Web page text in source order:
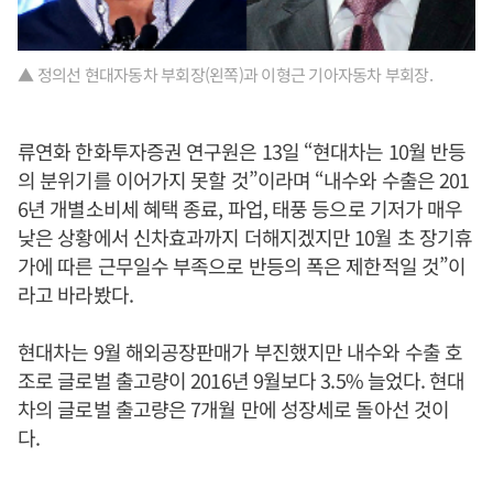
▲ 정의선 현대자동차 부회장(왼쪽)과 이형근 기아자동차 부회장.
류연화 한화투자증권 연구원은 13일 “현대차는 10월 반등
의 분위기를 이어가지 못할 것”이라며 “내수와 수출은 201
6년 개별소비세 혜택 종료, 파업, 태풍 등으로 기저가 매우
낮은 상황에서 신차효과까지 더해지겠지만 10월 초 장기휴
가에 따른 근무일수 부족으로 반등의 폭은 제한적일 것”이
라고 바라봤다.
현대차는 9월 해외공장판매가 부진했지만 내수와 수출 호
조로 글로벌 출고량이 2016년 9월보다 3.5% 늘었다. 현대
차의 글로벌 출고량은 7개월 만에 성장세로 돌아선 것이
다.